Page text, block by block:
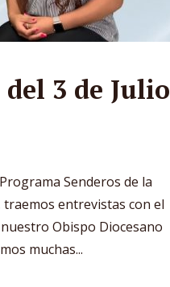
3 de Julio
Senderos de la
traemos entrevistas con el
Obispo Diocesano
muchas...